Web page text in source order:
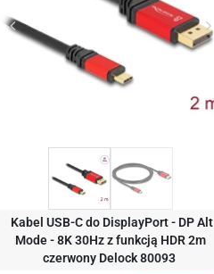
Kabel USB-C do DisplayPort - DP Alt
Mode - 8K 30Hz z funkcją HDR 2m
czerwony Delock 80093